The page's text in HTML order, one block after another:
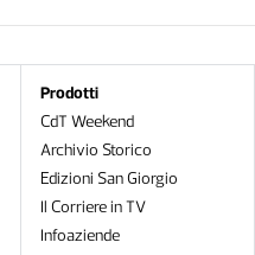
Prodotti
CdT Weekend
Archivio Storico
Edizioni San Giorgio
Il Corriere in TV
Infoaziende